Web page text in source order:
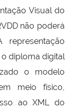
Visual do
não poderá
diploma digital
o modelo
meio físico,
ao XML do